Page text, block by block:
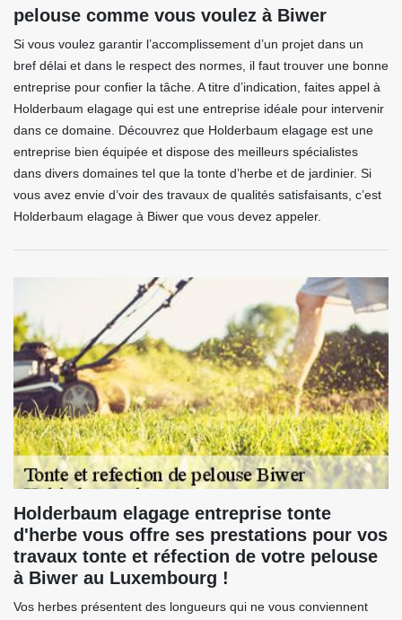
pelouse comme vous voulez à Biwer
Si vous voulez garantir l’accomplissement d’un projet dans un
bref délai et dans le respect des normes, il faut trouver une bonne
entreprise pour confier la tâche. A titre d’indication, faites appel à
Holderbaum elagage qui est une entreprise idéale pour intervenir
dans ce domaine. Découvrez que Holderbaum elagage est une
entreprise bien équipée et dispose des meilleurs spécialistes
dans divers domaines tel que la tonte d’herbe et de jardinier. Si
vous avez envie d’voir des travaux de qualités satisfaisants, c’est
Holderbaum elagage à Biwer que vous devez appeler.
Holderbaum elagage entreprise tonte
d'herbe vous offre ses prestations pour vos
travaux tonte et réfection de votre pelouse
à Biwer au Luxembourg !
Vos herbes présentent des longueurs qui ne vous conviennent